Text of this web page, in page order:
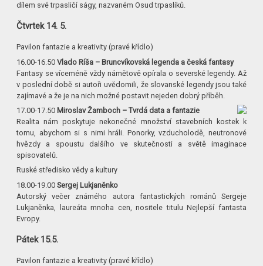
dílem své trpasličí ságy, nazvaném Osud trpaslíků.
Čtvrtek 14. 5.
Pavilon fantazie a kreativity (pravé křídlo)
16.00-16.50Vlado Ríša – Bruncvíkovská legenda a česká fantasy
Fantasy se víceméně vždy námětově opírala o severské legendy. Až
v poslední době si autoři uvědomili, že slovanské legendy jsou také
zajímavé a že je na nich možné postavit nejeden dobrý příběh.
17.00-17.50 Miroslav Žamboch – Tvrdá data a fantazie
Realita nám poskytuje nekonečné množství stavebních kostek k
tomu, abychom si s nimi hráli. Ponorky, vzducholodě, neutronové
hvězdy a spoustu dalšího ve skutečnosti a světě imaginace
spisovatelů.
Ruské středisko vědy a kultury
18.00-19.00Sergej Lukjaněnko
Autorský večer známého autora fantastických románů Sergeje
Lukjaněnka, laureáta mnoha cen, nositele titulu Nejlepší fantasta
Evropy.
Pátek 15.5.
Pavilon fantazie a kreativity (pravé křídlo)